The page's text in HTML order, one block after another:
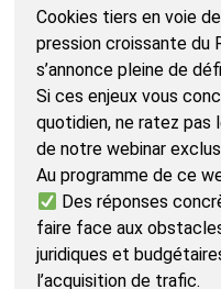
Cookies tiers en voie
pression croissante du
s’annonce pleine de
Si ces enjeux vous
quotidien, ne ratez pas
de notre webinar
Au programme de ce
Des réponses
faire face aux
juridiques et
l’acquisition de trafic.